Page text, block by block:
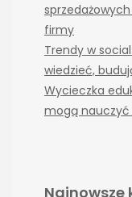
firmy
Trendy w
wiedzieć,
Wycieczka
mogą nauczyć
Najnowsze